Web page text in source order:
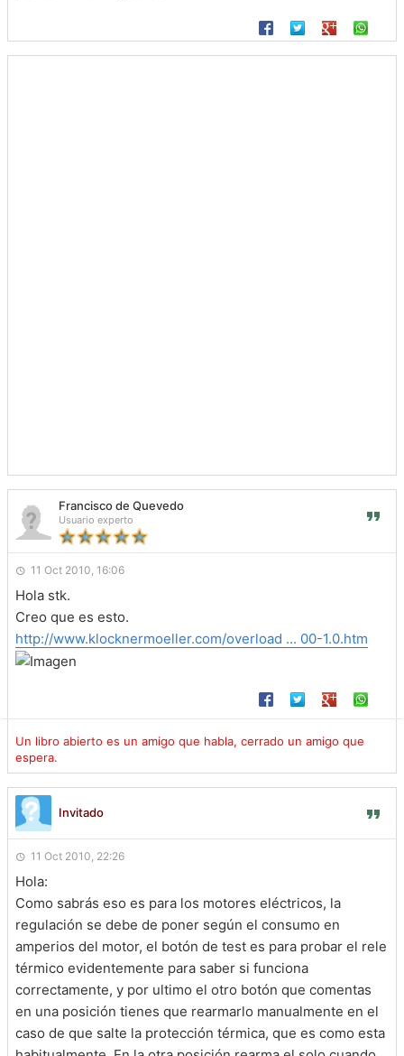
Francisco de Quevedo
Usuario experto
11 Oct 2010, 16:06
Hola stk.
Creo que es esto.
http://www.klocknermoeller.com/overload ... 00-1.0.htm
Un libro abierto es un amigo que habla, cerrado un amigo que
espera.
Invitado
11 Oct 2010, 22:26
Hola:
Como sabrás eso es para los motores eléctricos, la
regulación se debe de poner según el consumo en
amperios del motor, el botón de test es para probar el rele
térmico evidentemente para saber si funciona
correctamente, y por ultimo el otro botón que comentas
en una posición tienes que rearmarlo manualmente en el
caso de que salte la protección térmica, que es como esta